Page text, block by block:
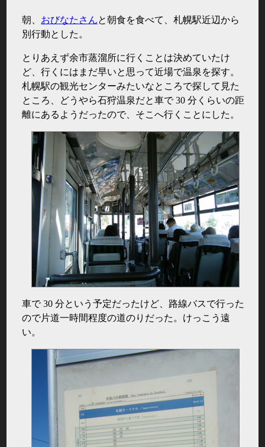
朝、 おびなたさんと朝食を食べて、札幌駅近辺から
別行動とした。
とりあえず余市蒸溜所に行くことは決めていたけ
ど、行くにはまだ早いと思って近場で温泉を探す。
札幌駅の観光センターみたいなところで探して見た
ところ、どうやら石狩温泉だと車で 30 分くらいの距
離にあるようだったので、そこへ行くことにした。
車で 30 分という予定だったけど、路線バスで行った
ので片道一時間程度の道のりだった。けっこう遠
い。